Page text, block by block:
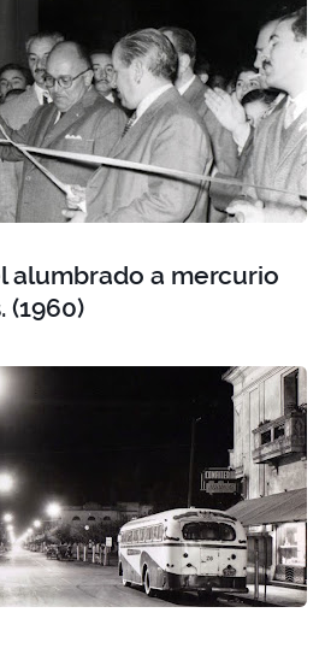
alumbrado a mercurio
(1960)